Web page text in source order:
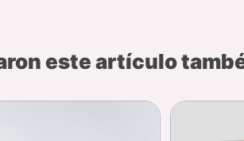
este artículo